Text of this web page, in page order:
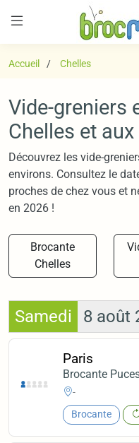
Accueil Chelles
Vide-greniers
Chelles et
Découvrez les vide-
environs. Consultez le
proches de chez vous et
en 2026 !
Brocante
Chelles
Samedi 8 août
Paris
Brocante
-
Brocante